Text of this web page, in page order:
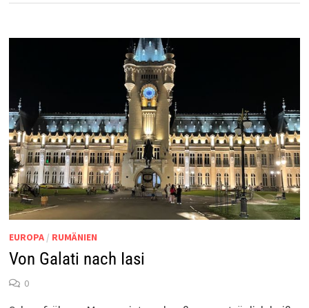
EUROPA/ RUMÄNIEN
Von Galati nach Iasi
0